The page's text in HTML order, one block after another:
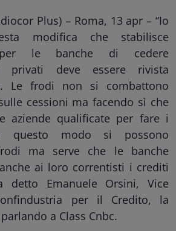
Plus) – Roma, 13 apr – “Io
modifica che stabilisce
per le banche di cedere
privati deve essere rivista
Le frodi non si combattono
cessioni ma facendo sì che
aziende qualificate per fare i
questo modo si possono
ma serve che le banche
ai loro correntisti i crediti
detto Emanuele Orsini, Vice
per il Credito, la
a Class Cnbc.